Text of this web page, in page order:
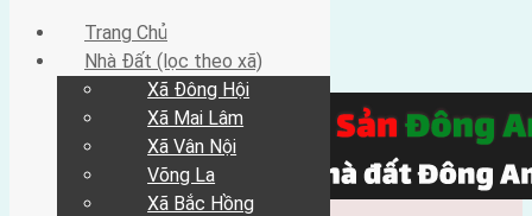
Trang Chủ
Nhà Đất (lọc theo xã)
Xã Đông Hội
Xã Mai Lâm
Xã Vân Nội
Võng La
Xã Bắc Hồng